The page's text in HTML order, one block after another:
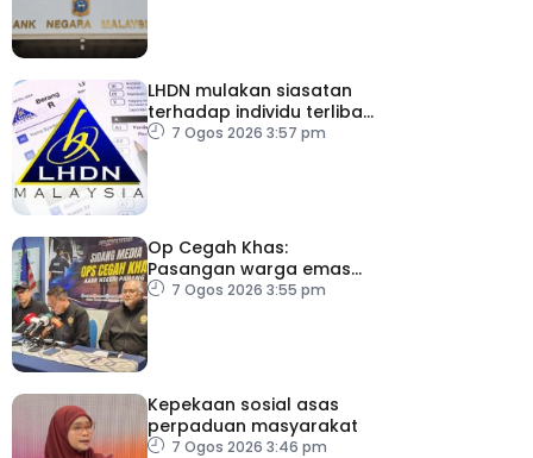
LHDN mulakan siasatan
terhadap individu terlibat
dalam Laporan RCI TH
7 Ogos 2026 3:57 pm
Op Cegah Khas:
Pasangan warga emas
antara 1,209 individu
7 Ogos 2026 3:55 pm
Kepekaan sosial asas
perpaduan masyarakat
7 Ogos 2026 3:46 pm